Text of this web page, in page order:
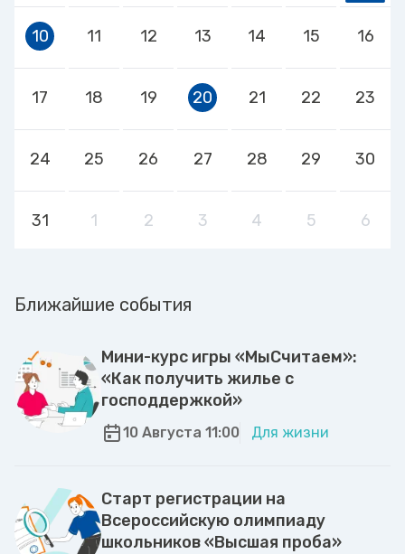
10 11 12 13 14 15 16
17 18 19 20 21 22 23
24 25 26 27 28 29 30
31 1 2 3 4 5 6
Ближайшие события
Мини-курс игры «МыСчитаем»:
«Как получить жилье с
господдержкой»
10 Августа 11:00 Для жизни
Старт регистрации на
Всероссийскую олимпиаду
школьников «Высшая проба»